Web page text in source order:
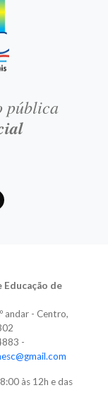
pública
de
andar - Centro,
-
às 12h e das